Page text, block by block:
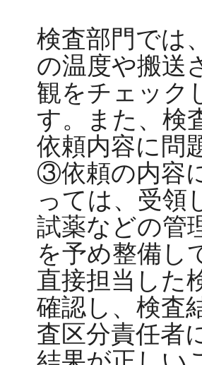
検査部門では
の温度や搬送
観をチェック
す。また、検
依頼内容に問
③依頼の内容
っては、受領
試薬などの管
を予め整備し
直接担当した
確認し、検査
査区分責任者